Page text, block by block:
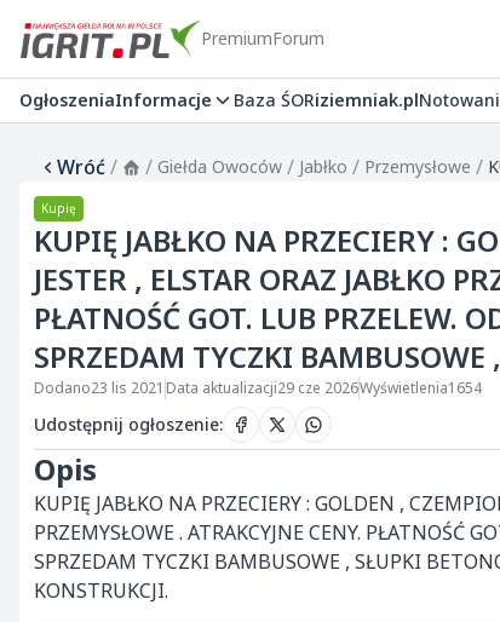
PremiumForum
OgłoszeniaInformacje Baza ŚORiziemniak.pl
Wróć/ / Giełda Owoców / Jabłko / Przemysłowe /
Kupię
KUPIĘ JABŁKO NA PRZECIERY :
JESTER , ELSTAR ORAZ JABŁKO
PŁATNOŚĆ GOT. LUB PRZELEW.
SPRZEDAM TYCZKI BAMBUSOWE
Dodano23 lis 2021 Data aktualizacji29 cze 2026Wyświetlenia1654
Udostępnij ogłoszenie:
Opis
KUPIĘ JABŁKO NA PRZECIERY : GOLDEN ,
PRZEMYSŁOWE . ATRAKCYJNE CENY. PŁATNOŚĆ
SPRZEDAM TYCZKI BAMBUSOWE , SŁUPKI
KONSTRUKCJI.